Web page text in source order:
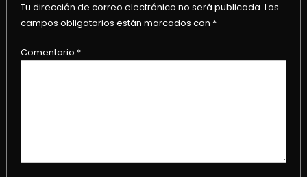
Tu dirección de correo electrónico no será publicada. Los
campos obligatorios están marcados con *
Comentario *